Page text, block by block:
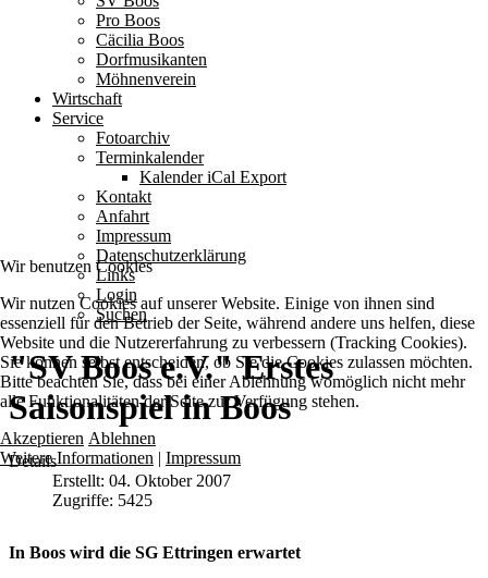
Pro Boos
Cäcilia Boos
Dorfmusikanten
Möhnenverein
Wirtschaft
Service
Fotoarchiv
Terminkalender
Kalender iCal Export
Kontakt
Anfahrt
Impressum
Datenschutzerklärung
Links
Login
Suchen
"SV Boos e.V." Erstes
Saisonspiel in Boos
Details
Erstellt: 04. Oktober 2007
Zugriffe: 5425
In Boos wird die SG Ettringen erwartet
Wir benutzen Cookies
Wir nutzen Cookies auf unserer Website. Einige von ihnen sind
essenziell für den Betrieb der Seite, während andere uns helfen, diese
Website und die Nutzererfahrung zu verbessern (Tracking Cookies).
Sie können selbst entscheiden, ob Sie die Cookies zulassen möchten.
Bitte beachten Sie, dass bei einer Ablehnung womöglich nicht mehr
alle Funktionalitäten der Seite zur Verfügung stehen.
Akzeptieren Ablehnen
Weitere Informationen | Impressum